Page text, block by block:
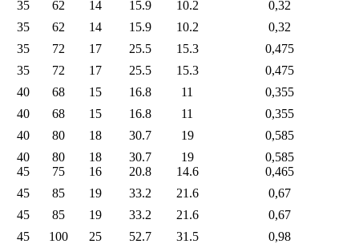
35 62 14 15.9 10.2
0,32
35
62 14 15.9 10.2
0,32
35
72 17 25.5 15.3
0,475
35
72 17 25.5 15.3
0,475
40
68 15 16.8 11
0,355
40
68 15 16.8 11
0,355
40
80 18 30.7 19
0,585
40
80 18 30.7 19
0,585
45
75 16 20.8 14.6
0,465
45
85 19 33.2 21.6
0,67
45
85 19 33.2 21.6
0,67
45
100 25 52.7 31.5
0,98